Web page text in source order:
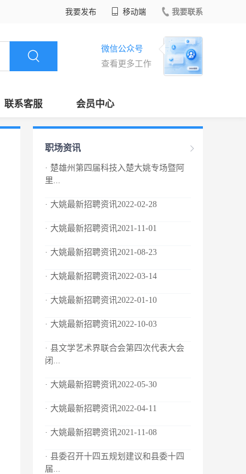
我要发布 移动端 我要联系
微信公众号
查看更多工作
联系客服 会员中心
职场资讯
· 楚雄州第四届科技入楚大姚专场暨阿
里...
· 大姚最新招聘资讯2022-02-28
· 大姚最新招聘资讯2021-11-01
· 大姚最新招聘资讯2021-08-23
· 大姚最新招聘资讯2022-03-14
· 大姚最新招聘资讯2022-01-10
· 大姚最新招聘资讯2022-10-03
· 县文学艺术界联合会第四次代表大会
闭...
· 大姚最新招聘资讯2022-05-30
· 大姚最新招聘资讯2022-04-11
· 大姚最新招聘资讯2021-11-08
· 县委召开十四五规划建议和县委十四
届...